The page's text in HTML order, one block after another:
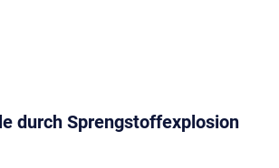
durch Sprengstoffexplosion